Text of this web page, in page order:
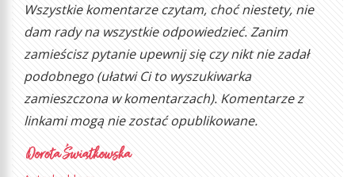
Wszystkie komentarze czytam, choć niestety, nie
dam rady na wszystkie odpowiedzieć. Zanim
zamieścisz pytanie upewnij się czy nikt nie zadał
podobnego (ułatwi Ci to wyszukiwarka
zamieszczona w komentarzach). Komentarze z
linkami mogą nie zostać opublikowane.